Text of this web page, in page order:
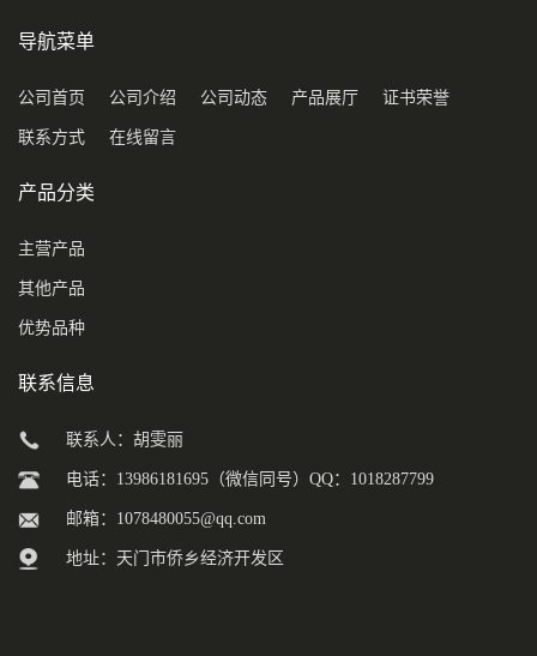
导航菜单
公司首页 公司介绍 公司动态 产品展厅 证书荣誉
联系方式 在线留言
产品分类
主营产品
其他产品
优势品种
联系信息
联系人：胡雯丽
电话：13986181695（微信同号）QQ：1018287799
邮箱： 1078480055@qq.com
地址：天门市侨乡经济开发区